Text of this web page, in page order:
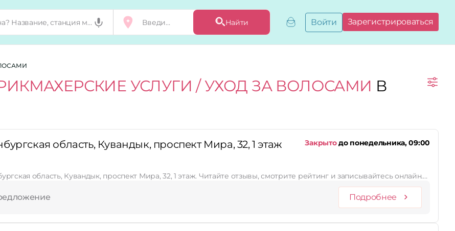
Найти
Добавить,
бизнес
Запросы
Войти Зарегистрироваться
УСЛУГИ / УХОД ЗА ВОЛОСАМИ В
область, Кувандык, проспект Мира, 32, 1 этаж
Закрытодо понедельника, 09:00
область, Кувандык, проспект Мира, 32, 1 этаж. Читайте отзывы, смотрите рейтинг и записывайтесь онлайн.…
Подробнее